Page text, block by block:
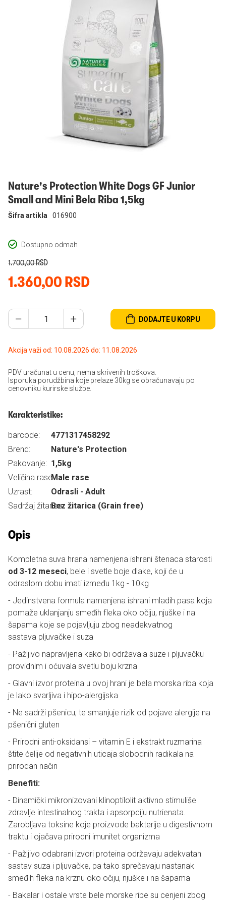
Nature's Protection White Dogs GF Junior
Small and Mini Bela Riba 1,5kg
Dostupno odmah
Šifra artikla 016900
1.360,00 RSD
1.700,00 RSD
DODAJTE U KORPU
Akcija važi od: 10.08.2026 do: 11.08.2026
PDV uračunat u cenu, nema skrivenih troškova.
Isporuka porudžbina koje prelaze 30kg se obračunavaju po
cenovniku kurirske službe.
Karakteristike:
barcode:
4771317458292
Brend:
Nature's Protection
Pakovanje: 1,5kg
Veličina rase:Male rase
Uzrast:
Odrasli - Adult
Sadržaj žitarica:Bez žitarica (Grain free)
Opis
Kompletna suva hrana namenjena ishrani štenaca starosti
od 3-12 meseci, bele i svetle boje dlake, koji će u
odraslom dobu imati između 1kg - 10kg
- Jedinstvena formula namenjena ishrani mladih pasa koja
pomaže uklanjanju smeđih fleka oko očiju, njuške i na
šapama koje se pojavljuju zbog neadekvatnog
sastava pljuvačke i suza
- Pažljivo napravljena kako bi održavala suze i pljuvačku
providnim i oćuvala svetlu boju krzna
- Glavni izvor proteina u ovoj hrani je bela morska riba koja
je lako svarljiva i hipo-alergijska
- Ne sadrži pšenicu, te smanjuje rizik od pojave alergije na
pšenični gluten
- Prirodni anti-oksidansi – vitamin E i ekstrakt ruzmarina
štite ćelije od negativnih uticaja slobodnih radikala na
prirodan način
Benefiti:
- Dinamički mikronizovani klinoptilolit aktivno stimuliše
zdravlje intestinalnog trakta i apsorpciju nutrienata.
Zarobljava toksine koje proizvode bakterije u digestivnom
traktu i ojačava prirodni imunitet organizma
- Pažljivo odabrani izvori proteina održavaju adekvatan
sastav suza i pljuvačke, pa tako sprečavaju nastanak
smeđih fleka na krznu oko očiju, njuške i na šapama
- Bakalar i ostale vrste bele morske ribe su cenjeni zbog